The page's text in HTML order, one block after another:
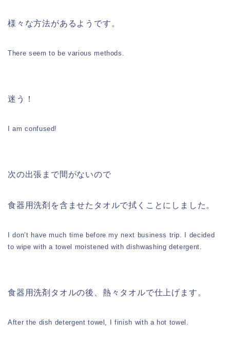
様々な方法があるようです。
There seem to be various methods.
迷う！
I am confused!
次の出張まで間がないので
食器用洗剤を含ませたタオルで拭くことにしました。
I don’t have much time before my next business trip. I decided
to wipe with a towel moistened with dishwashing detergent.
食器用洗剤タオルの後、熱々タオルで仕上げます。
After the dish detergent towel, I finish with a hot towel.